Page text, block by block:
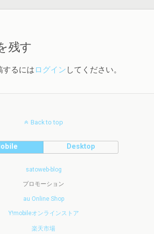
残す
するには ログイン してください。
Back to top
Desktop
satoweb-blog
プロモーション
au Online Shop
Y!mobileオンラインストア
楽天市場